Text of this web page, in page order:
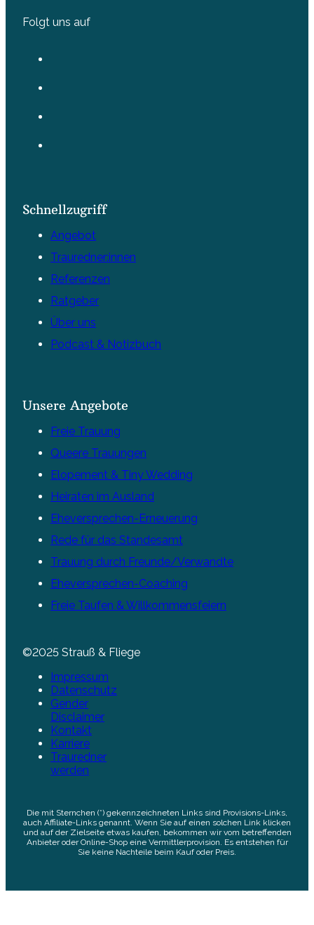
Folgt uns auf
Schnellzugriff
Angebot
Trauredner:innen
Referenzen
Ratgeber
Über uns
Podcast & Notizbuch
Unsere Angebote
Freie Trauung
Queere Trauungen
Elopement & Tiny Wedding
Heiraten im Ausland
Eheversprechen-Erneuerung
Rede für das Standesamt
Trauung durch Freunde/Verwandte
Eheversprechen-Coaching
Freie Taufen & Willkommensfeiern
©2025 Strauß & Fliege
Impressum
Datenschutz
Gender
Disclaimer
Kontakt
Karriere
Trauredner
werden
Die mit Sternchen (*) gekennzeichneten Links sind Provisions-Links,
auch Affiliate-Links genannt. Wenn Sie auf einen solchen Link klicken
und auf der Zielseite etwas kaufen, bekommen wir vom betreffenden
Anbieter oder Online-Shop eine Vermittlerprovision. Es entstehen für
Sie keine Nachteile beim Kauf oder Preis.